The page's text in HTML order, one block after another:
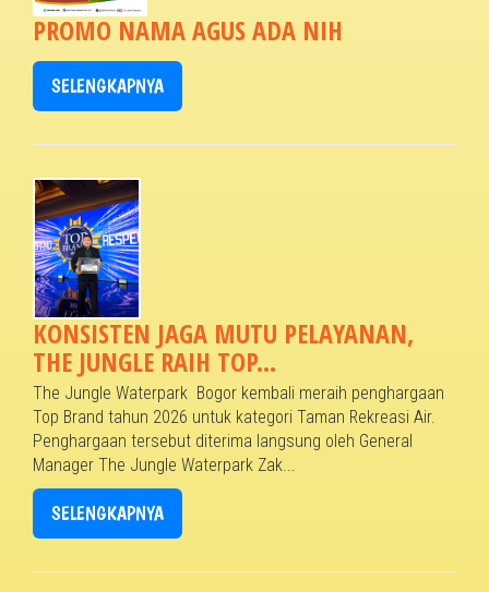
PROMO NAMA AGUS ADA NIH
SELENGKAPNYA
KONSISTEN JAGA MUTU PELAYANAN,
THE JUNGLE RAIH TOP...
The Jungle Waterpark Bogor kembali meraih penghargaan
Top Brand tahun 2026 untuk kategori Taman Rekreasi Air.
Penghargaan tersebut diterima langsung oleh General
Manager The Jungle Waterpark Zak...
SELENGKAPNYA